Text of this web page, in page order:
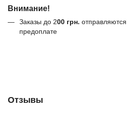
Внимание!
Заказы до 200 грн.
предоплате
Отзывы